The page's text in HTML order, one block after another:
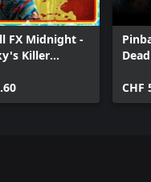
FX Midnight -
Killer
CHF